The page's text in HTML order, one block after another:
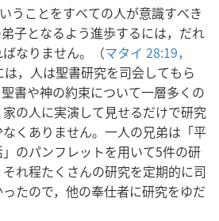
うことをすべての人が意識すべき
子となるよう進歩するには，だれ
なりません。（マタイ 28:19，
，人は聖書研究を司会してもら
書や神の約束について一層多くの
の人に実演して見せるだけで研究
くありません。一人の兄弟は「平
のパンフレットを用いて5件の研
れ程たくさんの研究を定期的に司
たので，他の奉仕者に研究をゆだ